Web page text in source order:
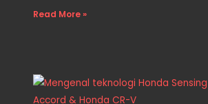
Read More »